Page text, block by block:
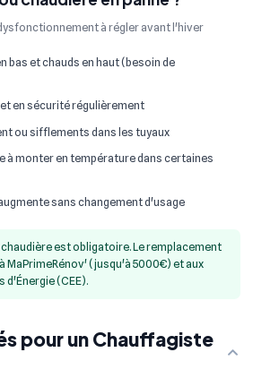
à régler avant l'hiver
bas et chauds en haut (besoin de
en sécurité régulièrement
ou sifflements dans les tuyaux
à monter en température dans certaines
sans changement d'usage
est obligatoire. Le remplacement
MaPrimeRénov' (jusqu'à 5000€) et aux
(CEE).
pour un Chauffagiste